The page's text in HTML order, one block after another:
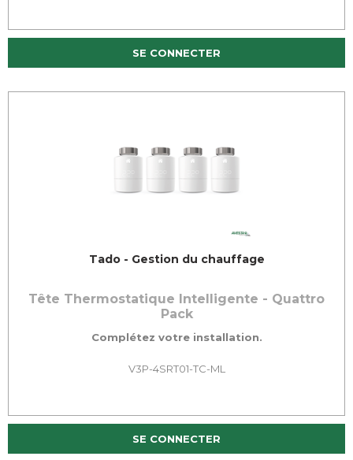
SE CONNECTER
Tado - Gestion du chauffage
Tête Thermostatique Intelligente - Quattro
Pack
Complétez votre installation.
V3P-4SRT01-TC-ML
SE CONNECTER